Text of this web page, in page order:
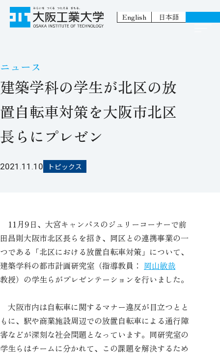
English 日本語
ニュース
建築学科の学生が北区の放
置自転車対策を大阪市北区
長らにプレゼン
2021.11.10 トピックス
11月9日、大宮キャンパスのジュリーコーナーで前
田昌則大阪市北区長らを招き、同区との連携事業の一
つである「北区における放置自転車対策」について、
建築学科の都市計画研究室（指導教員： 岡山敏哉
教授）の学生らがプレゼンテーションを行いました。
大阪市内は自転車に関するマナー違反が目立つとと
もに、駅や商業施設周辺での放置自転車による通行障
害などが深刻な社会問題となっています。同研究室の
学生らはチームに分かれて、この課題を解決するため